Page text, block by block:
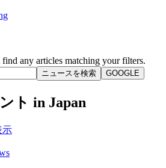
any articles matching your filters.
ニュースを検索 GOOGLE
ト in Japan
示